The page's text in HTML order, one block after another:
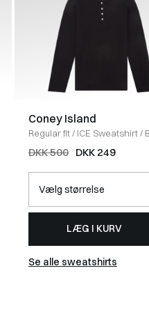
Coney Island
Regular fit/ ICE Sweatshirt/
DKK 500 DKK 249
LÆG I KURV
Se alle sweatshirts